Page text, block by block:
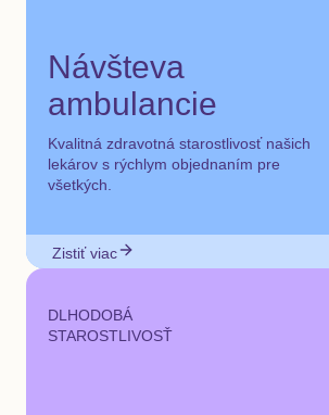
Návšteva
ambulancie
Kvalitná zdravotná starostlivosť našich
lekárov s rýchlym objednaním pre
všetkých.
Zistiť viac
DLHODOBÁ
STAROSTLIVOSŤ